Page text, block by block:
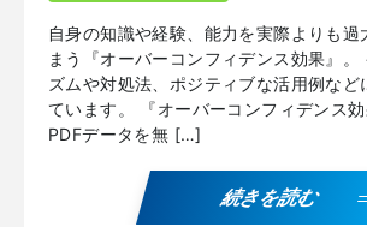
自身の知識や経験、能力を実際よりも過
まう『オーバーコンフィデンス効果』。
ズムや対処法、ポジティブな活用例など
ています。 『オーバーコンフィデンス
PDFデータを無 […]
続きを読む